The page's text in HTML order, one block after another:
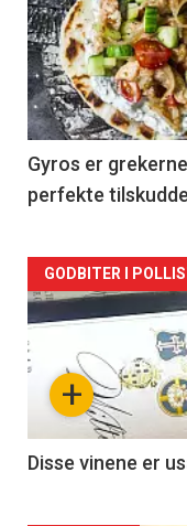
akkurat
nå
-
2
Gyros er
perfekte
Forsiden
akkurat
nå
3
+
GODBITER I
Disse vinene er